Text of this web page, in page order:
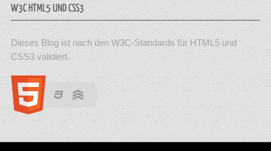
W3C HTML5 UND CSS3
Dieses Blog ist nach den W3C-Standards für HTML5 und
CSS3 validiert.